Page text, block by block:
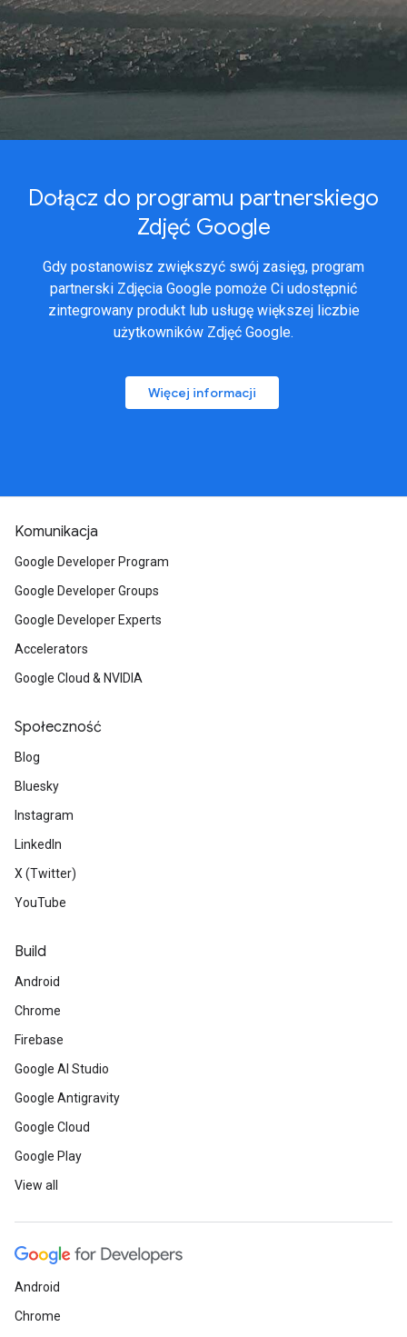
Dołącz do programu partnerskiego
Zdjęć Google
Gdy postanowisz zwiększyć swój zasięg, program
partnerski Zdjęcia Google pomoże Ci udostępnić
zintegrowany produkt lub usługę większej liczbie
użytkowników Zdjęć Google.
Więcej informacji
Komunikacja
Google Developer Program
Google Developer Groups
Google Developer Experts
Accelerators
Google Cloud & NVIDIA
Społeczność
Blog
Bluesky
Instagram
LinkedIn
X (Twitter)
YouTube
Build
Android
Chrome
Firebase
Google AI Studio
Google Antigravity
Google Cloud
Google Play
View all
Android
Chrome